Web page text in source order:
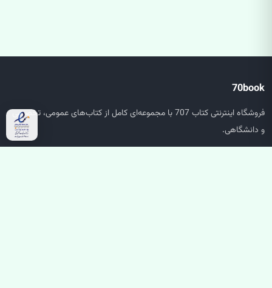
70book
فروشگاه اینترنتی کتاب 707 با مجموعه‌ای کامل از کتاب‌های عمومی، تخصصی
و دانشگاهی.